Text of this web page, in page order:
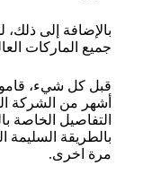
بالإضافة إلى ذلك،
جميع الماركات
أشهر من الشركة
التفاصيل الخاصة
بالطريقة
مرة اخرى.